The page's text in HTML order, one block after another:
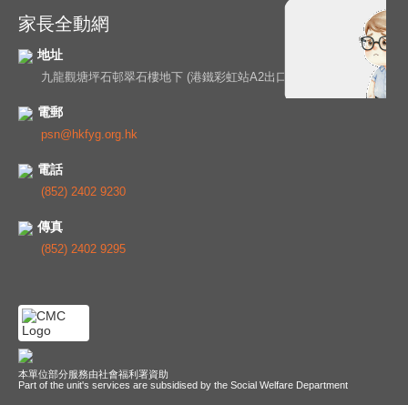
家長全動網
地址
九龍觀塘坪石邨翠石樓地下 (港鐵彩虹站A2出口)
電郵
psn@hkfyg.org.hk
電話
(852) 2402 9230
傳真
(852) 2402 9295
本單位部分服務由社會福利署資助
Part of the unit's services are subsidised by the Social Welfare Department